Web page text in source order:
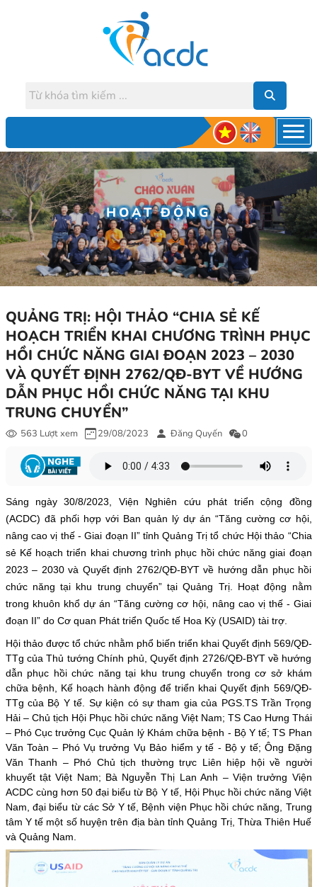
HOẠT ĐỘNG
QUẢNG TRỊ: HỘI THẢO “CHIA SẺ KẾ
HOẠCH TRIỂN KHAI CHƯƠNG TRÌNH PHỤC
HỒI CHỨC NĂNG GIAI ĐOẠN 2023 – 2030
VÀ QUYẾT ĐỊNH 2762/QĐ-BYT VỀ HƯỚNG
DẪN PHỤC HỒI CHỨC NĂNG TẠI KHU
TRUNG CHUYỂN”
563 Lượt xem 29/08/2023 Đăng Quyến 0
Sáng ngày 30/8/2023, Viện Nghiên cứu phát triển cộng đồng
(ACDC) đã phối hợp với Ban quản lý dự án “Tăng cường cơ hội,
nâng cao vị thế - Giai đoạn II” tỉnh Quảng Trị tổ chức Hội thảo “Chia
sẻ Kế hoạch triển khai chương trình phục hồi chức năng giai đoạn
2023 – 2030 và Quyết định 2762/QĐ-BYT về hướng dẫn phục hồi
chức năng tại khu trung chuyển” tại Quảng Trị. Hoạt động nằm
trong khuôn khổ dự án “Tăng cường cơ hội, nâng cao vị thế - Giai
đoạn II” do Cơ quan Phát triển Quốc tế Hoa Kỳ (USAID) tài trợ.
Hội thảo được tổ chức nhằm phổ biến triển khai Quyết định 569/QĐ-
TTg của Thủ tướng Chính phủ, Quyết định 2726/QĐ-BYT về hướng
dẫn phục hồi chức năng tại khu trung chuyển trong cơ sở khám
chữa bệnh, Kế hoạch hành động để triển khai Quyết định 569/QĐ-
TTg của Bộ Y tế. Sự kiện có sự tham gia của PGS.TS Trần Trọng
Hải – Chủ tịch Hội Phục hồi chức năng Việt Nam; TS Cao Hưng Thái
– Phó Cục trưởng Cục Quản lý Khám chữa bệnh - Bộ Y tế; TS Phan
Văn Toàn – Phó Vụ trưởng Vụ Bảo hiểm y tế - Bộ y tế; Ông Đặng
Văn Thanh – Phó Chủ tịch thường trực Liên hiệp hội về người
khuyết tật Việt Nam; Bà Nguyễn Thị Lan Anh – Viện trưởng Viện
ACDC cùng hơn 50 đại biểu từ Bộ Y tế, Hội Phục hồi chức năng Việt
Nam, đại biểu từ các Sở Y tế, Bệnh viện Phục hồi chức năng, Trung
tâm Y tế một số huyện trên địa bàn tỉnh Quảng Trị, Thừa Thiên Huế
và Quảng Nam.